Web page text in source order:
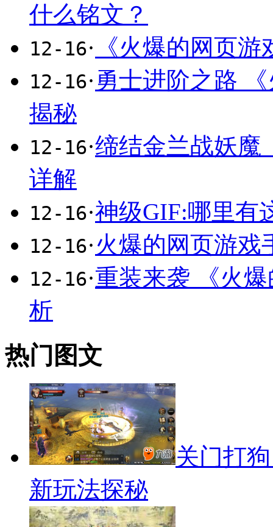
什么铭文？
12-16· 《火爆的网页
12-16· 勇士进阶之路
揭秘
12-16·缔结金兰战妖魔
详解
12-16·神级GIF:哪里有
12-16·火爆的网页游戏
12-16·重装来袭 《火
析
热门图文
关门打
新玩法探秘